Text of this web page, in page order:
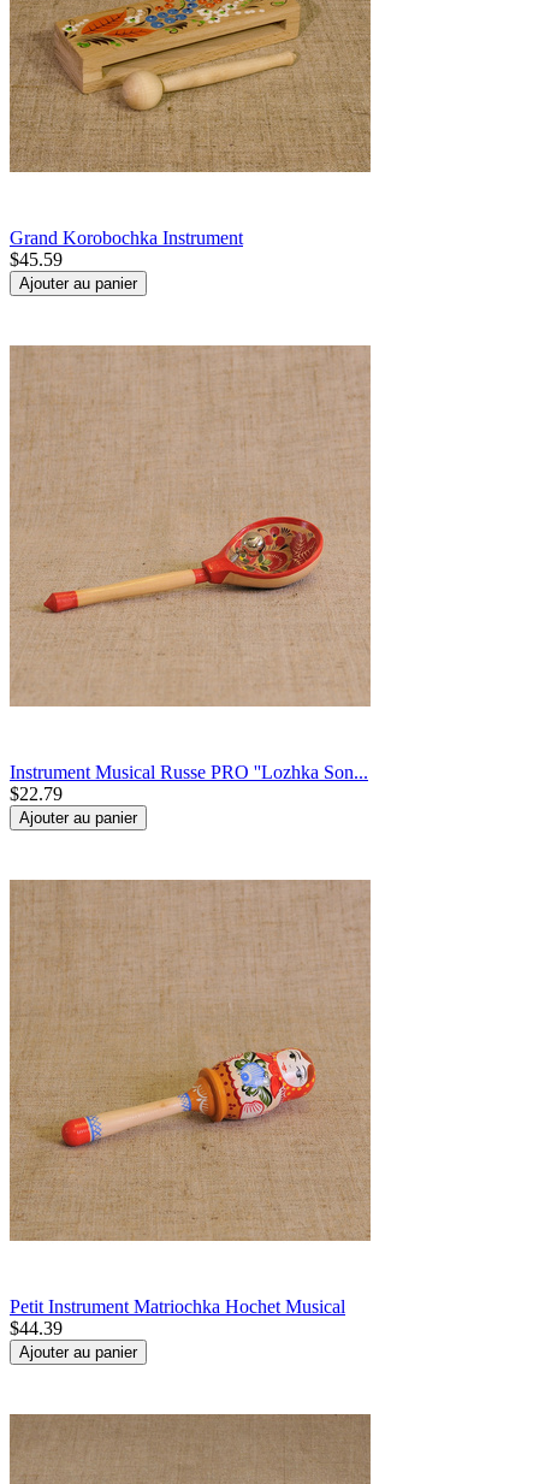
Grand Korobochka Instrument
$45.59
Ajouter au panier
Instrument Musical Russe PRO ''Lozhka Son...
$22.79
Ajouter au panier
Petit Instrument Matriochka Hochet Musical
$44.39
Ajouter au panier